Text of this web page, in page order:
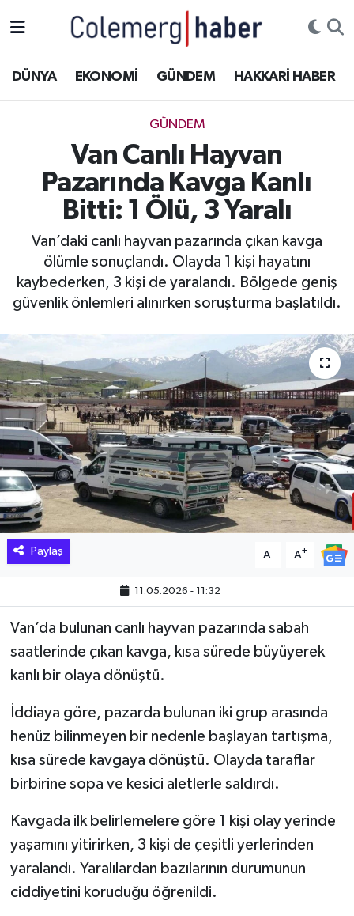
DÜNYA EKONOMİ GÜNDEM HAKKARİ HABER
GÜNDEM
Van Canlı Hayvan
Pazarında Kavga Kanlı
Bitti: 1 Ölü, 3 Yaralı
Van’daki canlı hayvan pazarında çıkan kavga
ölümle sonuçlandı. Olayda 1 kişi hayatını
kaybederken, 3 kişi de yaralandı. Bölgede geniş
güvenlik önlemleri alınırken soruşturma başlatıldı.
Paylaş A- A+
11.05.2026 - 11:32
Van’da bulunan canlı hayvan pazarında sabah
saatlerinde çıkan kavga, kısa sürede büyüyerek
kanlı bir olaya dönüştü.
İddiaya göre, pazarda bulunan iki grup arasında
henüz bilinmeyen bir nedenle başlayan tartışma,
kısa sürede kavgaya dönüştü. Olayda taraflar
birbirine sopa ve kesici aletlerle saldırdı.
Kavgada ilk belirlemelere göre 1 kişi olay yerinde
yaşamını yitirirken, 3 kişi de çeşitli yerlerinden
yaralandı. Yaralılardan bazılarının durumunun
ciddiyetini koruduğu öğrenildi.
ASAYİŞ
DOĞA
DÜNYA
EĞİTİM
EKONOMİ
Hakkari Haber
İLGİNÇ HABERLER
KADIN
KÜLTÜR SANAT
MAGAZİN
POLİTİKA
SAĞLIK
SİYASET
SPOR
TARİH
TEKNOLOJİ
Hakkâri Hava Durumu
Hakkâri Trafik Yoğunluk Haritası
Süper Lig Puan Durumu ve Fikstür
Tüm Manşetler
Son Dakika Haberleri